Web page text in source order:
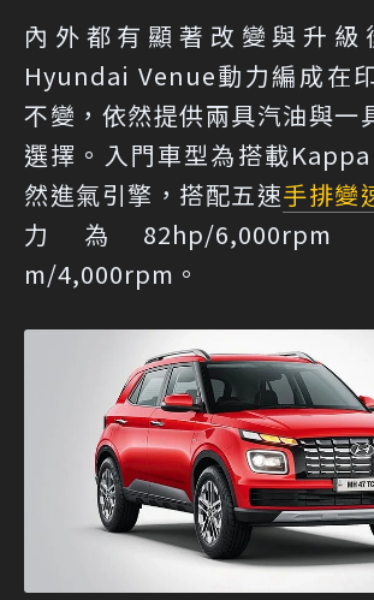
內外都有顯著改變與升級
Hyundai Venue動力編成在
不變，依然提供兩具汽油與一
選擇。入門車型為搭載
然進氣引擎，搭配五速手排變
力為82hp/6,000rpm
m/4,000rpm。